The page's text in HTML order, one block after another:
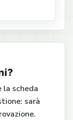
scheda
sarà